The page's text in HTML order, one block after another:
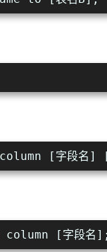
[字段名]
[字段名